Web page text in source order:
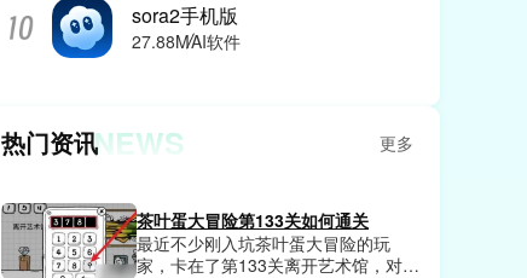
sora2手机版
27.88MAI软件
热门资讯NEWS 更多
茶叶蛋大冒险第133关如何通关
最近不少刚入坑茶叶蛋大冒险的玩
家，卡在了第133关离开艺术馆，对着